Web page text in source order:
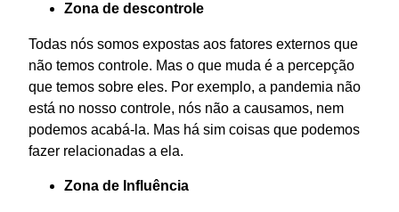
Zona de descontrole
Todas nós somos expostas aos fatores externos que
não temos controle. Mas o que muda é a percepção
que temos sobre eles. Por exemplo, a pandemia não
está no nosso controle, nós não a causamos, nem
podemos acabá-la. Mas há sim coisas que podemos
fazer relacionadas a ela.
Zona de Influência